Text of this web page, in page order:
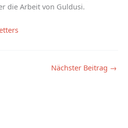
die Arbeit von Guldusi.
Nächster Beitrag →